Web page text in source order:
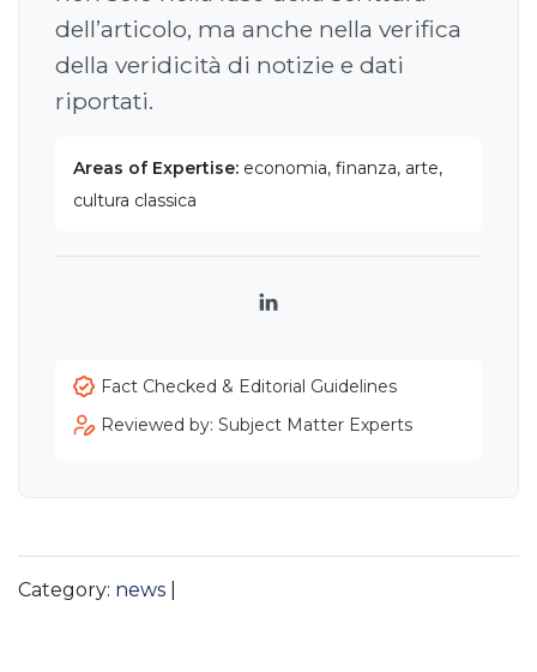
dell’articolo, ma anche nella verifica
della veridicità di notizie e dati
riportati.
Areas of Expertise: economia, finanza, arte,
cultura classica
LinkedIn
Fact Checked & Editorial Guidelines
Reviewed by: Subject Matter Experts
Category: news